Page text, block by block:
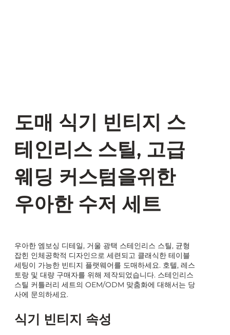
도매 식기 빈티지 스
테인리스 스틸, 고급
웨딩 커스텀을위한
우아한 수저 세트
우아한 엠보싱 디테일, 거울 광택 스테인리스 스틸, 균형
잡힌 인체공학적 디자인으로 세련되고 클래식한 테이블
세팅이 가능한 빈티지 플랫웨어를 도매하세요. 호텔, 레스
토랑 및 대량 구매자를 위해 제작되었습니다. 스테인리스
스틸 커틀러리 세트의 OEM/ODM 맞춤화에 대해서는 당
사에 문의하세요.
식기 빈티지 속성